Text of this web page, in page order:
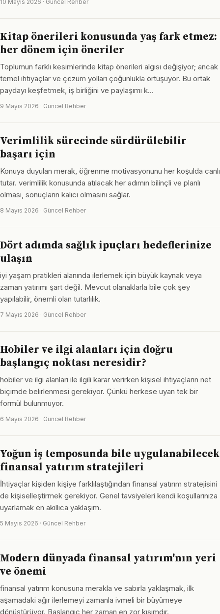
10 Mayıs 2026 · Güncel Rehber
Kitap önerileri konusunda yaş fark etmez:
her dönem için öneriler
Toplumun farklı kesimlerinde kitap önerileri algısı değişiyor; ancak
temel ihtiyaçlar ve çözüm yolları çoğunlukla örtüşüyor. Bu ortak
paydayı keşfetmek, iş birliğini ve paylaşımı k…
9 Mayıs 2026 · Güncel Rehber
Verimlilik sürecinde sürdürülebilir
başarı için
Konuya duyulan merak, öğrenme motivasyonunu her koşulda canlı
tutar. verimlilik konusunda atılacak her adımın bilinçli ve planlı
olması, sonuçların kalıcı olmasını sağlar.
8 Mayıs 2026 · Güncel Rehber
Dört adımda sağlık ipuçları hedeflerinize
ulaşın
iyi yaşam pratikleri alanında ilerlemek için büyük kaynak veya
zaman yatırımı şart değil. Mevcut olanaklarla bile çok şey
yapılabilir, önemli olan tutarlılık.
7 Mayıs 2026 · Güncel Rehber
Hobiler ve ilgi alanları için doğru
başlangıç noktası neresidir?
hobiler ve ilgi alanları ile ilgili karar verirken kişisel ihtiyaçların net
biçimde belirlenmesi gerekiyor. Çünkü herkese uyan tek bir
formül bulunmuyor.
6 Mayıs 2026 · Güncel Rehber
Yoğun iş temposunda bile uygulanabilecek
finansal yatırım stratejileri
İhtiyaçlar kişiden kişiye farklılaştığından finansal yatırım stratejisini
de kişiselleştirmek gerekiyor. Genel tavsiyeleri kendi koşullarınıza
uyarlamak en akıllıca yaklaşım.
5 Mayıs 2026 · Güncel Rehber
Modern dünyada finansal yatırım'nın yeri
ve önemi
finansal yatırım konusuna merakla ve sabırla yaklaşmak, ilk
aşamadaki ağır ilerlemeyi zamanla ivmeli bir büyümeye
dönüştürüyor. Başlangıç her zaman en zor kısımdır.